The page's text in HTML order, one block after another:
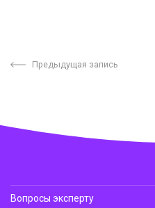
Предыдущая запись
Вопросы эксперту